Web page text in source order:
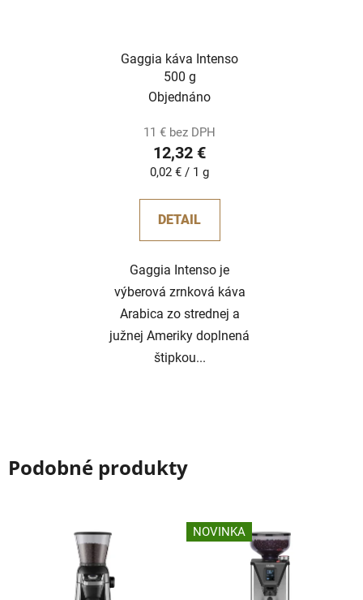
Gaggia káva Intenso
500 g
Objednáno
11 € bez DPH
12,32 €
Jednotková
0,02 € / 1 g
DETAIL
Gaggia Intenso je
výberová zrnková káva
Arabica zo strednej a
južnej Ameriky doplnená
štipkou...
Podobné produkty
NOVINKA